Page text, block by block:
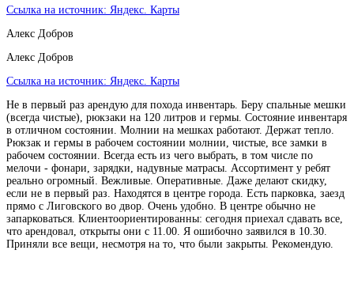
Ссылка на источник: Яндекс. Карты
Алекс Добров
Алекс Добров
Ссылка на источник: Яндекс. Карты
Не в первый раз арендую для похода инвентарь. Беру спальные мешки
(всегда чистые), рюкзаки на 120 литров и гермы. Состояние инвентаря
в отличном состоянии. Молнии на мешках работают. Держат тепло.
Рюкзак и гермы в рабочем состоянии молнии, чистые, все замки в
рабочем состоянии. Всегда есть из чего выбрать, в том числе по
мелочи - фонари, зарядки, надувные матрасы. Ассортимент у ребят
реально огромный. Вежливые. Оперативные. Даже делают скидку,
если не в первый раз. Находятся в центре города. Есть парковка, заезд
прямо с Лиговского во двор. Очень удобно. В центре обычно не
запарковаться. Клиентоориентированны: сегодня приехал сдавать все,
что арендовал, открыты они с 11.00. Я ошибочно заявился в 10.30.
Приняли все вещи, несмотря на то, что были закрыты. Рекомендую.